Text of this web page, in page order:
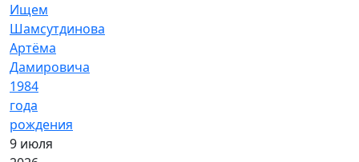
Ищем
Шамсутдинова
Артёма
Дамировича
1984
года
рождения
9 июля